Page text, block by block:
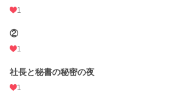
1
②
1
社長と秘書の秘密の夜
1